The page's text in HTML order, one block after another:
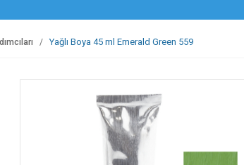
Yağlı Boya 45 ml Emerald Green 559